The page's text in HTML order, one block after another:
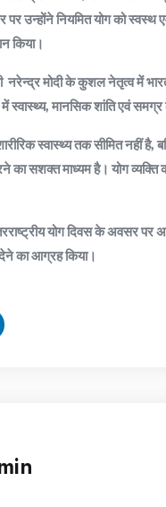
पर उन्होंने नियमित योग को
किया।
मोदी के कुशल नेतृत्व में
मानसिक शांति एवं समग्र
स्वास्थ्य तक सीमित नहीं
सशक्त माध्यम है। योग व्यक्ति
योग दिवस के अवसर पर
का आग्रह किया।